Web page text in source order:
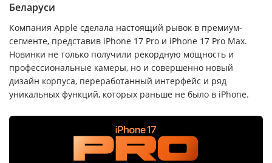
Беларуси
Компания Apple сделала настоящий рывок в премиум-
сегменте, представив iPhone 17 Pro и iPhone 17 Pro Max.
Новинки не только получили рекордную мощность и
профессиональные камеры, но и совершенно новый
дизайн корпуса, переработанный интерфейс и ряд
уникальных функций, которых раньше не было в iPhone.